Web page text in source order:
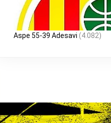
Aspe 55-39 Adesavi (4.082)